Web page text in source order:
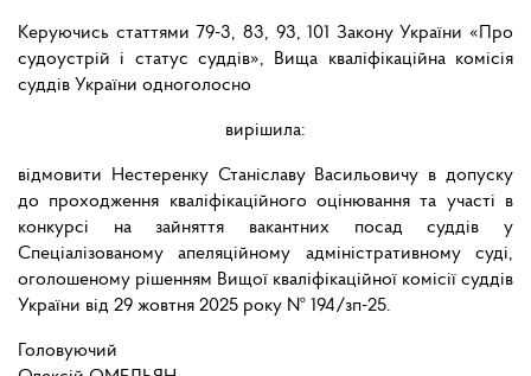
Керуючись статтями 79-3, 83, 93, 101 Закону України «Про
судоустрій і статус суддів», Вища кваліфікаційна комісія
суддів України одноголосно
вирішила:
відмовити Нестеренку Станіславу Васильовичу в допуску
до проходження кваліфікаційного оцінювання та участі в
конкурсі на зайняття вакантних посад суддів у
Спеціалізованому апеляційному адміністративному суді,
оголошеному рішенням Вищої кваліфікаційної комісії суддів
України від 29 жовтня 2025 року № 194/зп-25.
Головуючий